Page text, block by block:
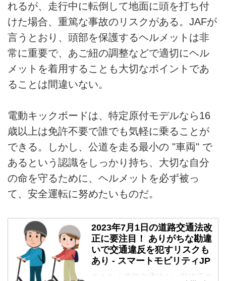
れるが、走行中に転倒して地面に頭を打ち付
けた場合、重篤な事故のリスクがある。JAFが
言うとおり、頭部を保護するヘルメットは非
常に重要で、あご紐の調整などで適切にヘル
メットを着用することも大切なポイントであ
ることは間違いない。
電動キックボードは、特定原付モデルなら16
歳以上は免許不要で誰でも気軽に乗ることが
できる。しかし、公道を走る最小の "車両" で
あるという認識をしっかり持ち、大切な自分
の命を守るために、ヘルメットを必ず被っ
て、安全運転に努めたいものだ。
2023年7月1日の道路交通法改
正に要注目！ ありがちな勘違
いで交通違反を犯すリスクも
あり - スマートモビリティJP
まもなく道路交通法が一部改正さ